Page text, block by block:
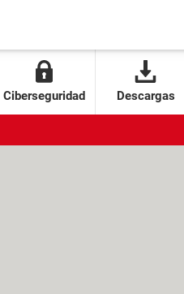
Ciberseguridad Descargas